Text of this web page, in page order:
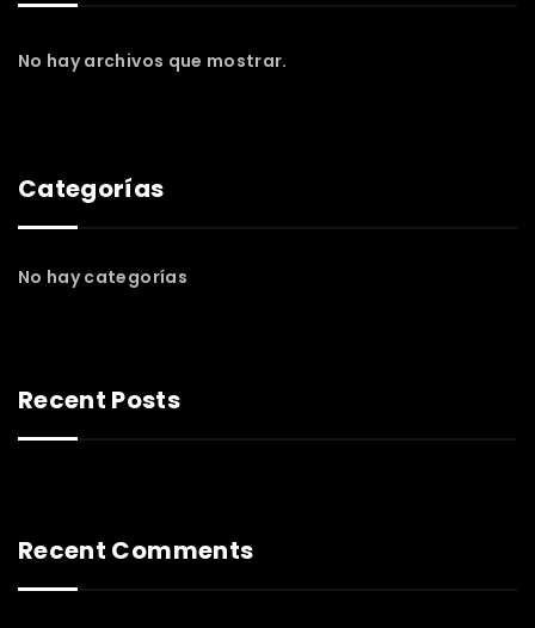
No hay archivos que mostrar.
Categorías
No hay categorías
Recent Posts
Recent Comments